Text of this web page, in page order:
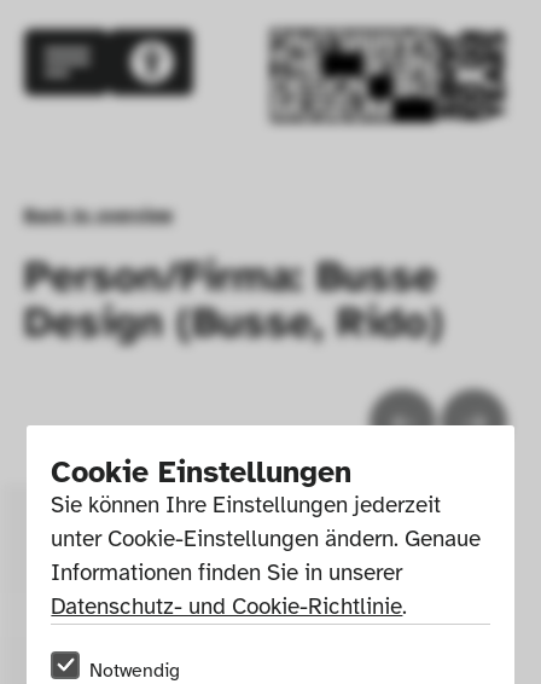
Cookie Einstellungen
Sie können Ihre Einstellungen jederzeit
unter Cookie-Einstellungen ändern. Genaue
Informationen finden Sie in unserer
Datenschutz- und Cookie-Richtlinie.
Notwendig
Back to overview
Person/Firma: Busse
Design (Busse, Rido)